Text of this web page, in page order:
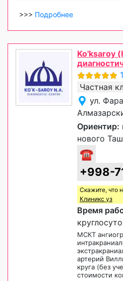
>>> Подробнее
Ko'ksaroy
Частная
ул.
Ориентир:
нового
☎
+998-
Скажите, что
Клиникс уз
Время
МСКТ
артерий
круга (без
стоимости